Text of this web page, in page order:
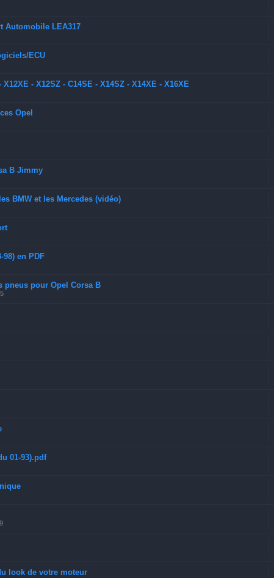
Automobile LEA317
ECU
- X12SZ - C14SE - X14SZ - X14XE - X16XE
Opel
B Jimmy
BMW et les Mercedes (vidéo)
98) en PDF
pneus pour Opel Corsa B
01-93).pdf
look de votre moteur